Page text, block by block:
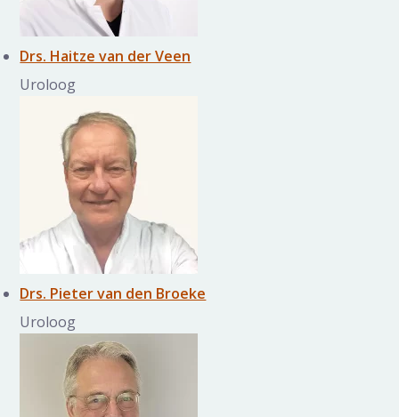
Drs. Haitze van der Veen
Uroloog
Drs. Pieter van den Broeke
Uroloog